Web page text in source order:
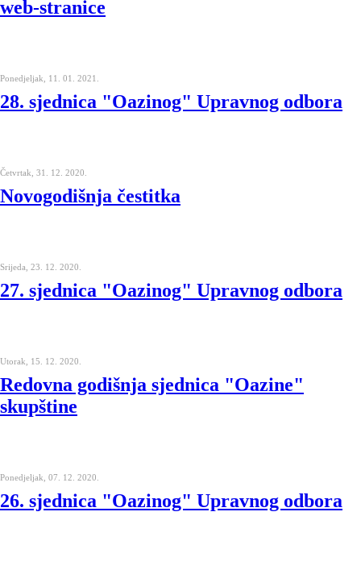
web-stranice
Ponedjeljak, 11. 01. 2021.
28. sjednica "Oazinog" Upravnog odbora
Četvrtak, 31. 12. 2020.
Novogodišnja čestitka
Srijeda, 23. 12. 2020.
27. sjednica "Oazinog" Upravnog odbora
Utorak, 15. 12. 2020.
Redovna godišnja sjednica "Oazine"
skupštine
Ponedjeljak, 07. 12. 2020.
26. sjednica "Oazinog" Upravnog odbora